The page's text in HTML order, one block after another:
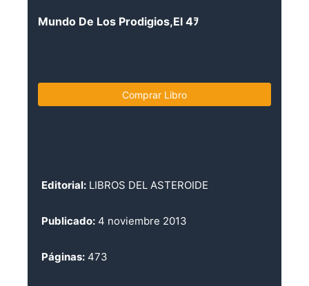
Mundo De Los Prodigios,El 4ｦ
Comprar Libro
Editorial: LIBROS DEL ASTEROIDE
Publicado: 4 noviembre 2013
Páginas: 473